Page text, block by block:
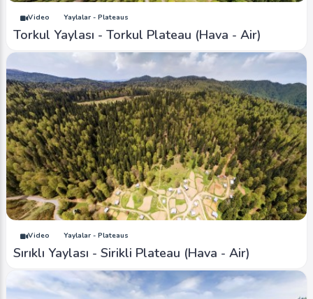
Video Yaylalar - Plateaus
Torkul Yaylası - Torkul Plateau (Hava - Air)
Video Yaylalar - Plateaus
Sırıklı Yaylası - Sirikli Plateau (Hava - Air)